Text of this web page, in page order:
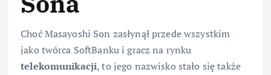
Choć Masayoshi Son zasłynął przede wszystkim
jako twórca SoftBanku i gracz na rynku
telekomunikacji, to jego nazwisko stało się także